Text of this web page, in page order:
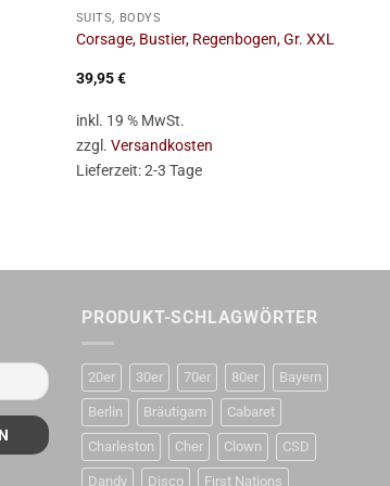
SUITS, BODYS
Corsage, Bustier, Regenbogen, Gr. XXL
39,95€
inkl. 19 % MwSt.
zzgl. Versandkosten
Lieferzeit:2-3 Tage
PRODUKT-SCHLAGWÖRTER
20er 30er 70er 80er Bayern
Berlin Bräutigam Cabaret
Charleston Cher Clown CSD
Dandy Disco First Nations